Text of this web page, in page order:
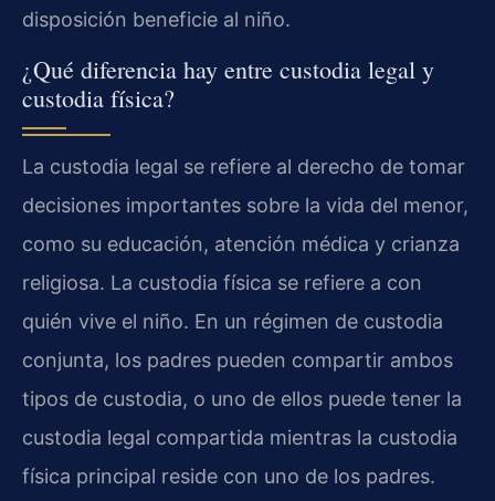
disposición beneficie al niño.
¿Qué diferencia hay entre custodia legal y
custodia física?
La custodia legal se refiere al derecho de tomar
decisiones importantes sobre la vida del menor,
como su educación, atención médica y crianza
religiosa. La custodia física se refiere a con
quién vive el niño. En un régimen de custodia
conjunta, los padres pueden compartir ambos
tipos de custodia, o uno de ellos puede tener la
custodia legal compartida mientras la custodia
física principal reside con uno de los padres.